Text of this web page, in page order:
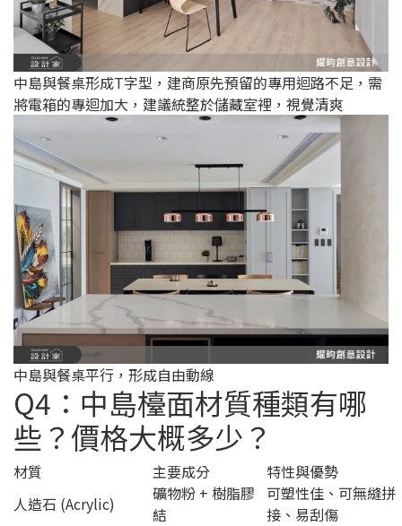
中島與餐桌形成T字型，建商原先預留的專用迴路不足，需
將電箱的專迴加大，建議統整於儲藏室裡，視覺清爽
中島與餐桌平行，形成自由動線
Q4：中島檯面材質種類有哪
些？價格大概多少？
材質 主要成分
特性與優勢
人造石 (Acrylic)
礦物粉 + 樹脂膠
結
可塑性佳、可無縫拼
接、易刮傷